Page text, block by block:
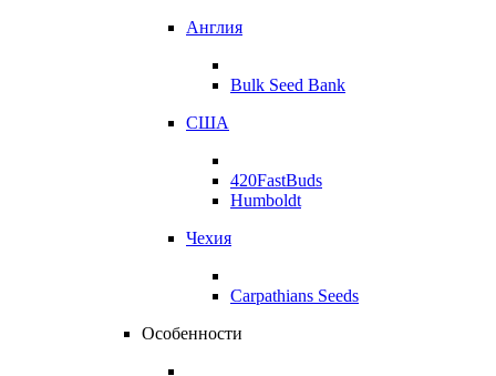
Англия
Bulk Seed Bank
США
420FastBuds
Humboldt
Чехия
Carpathians Seeds
Особенности